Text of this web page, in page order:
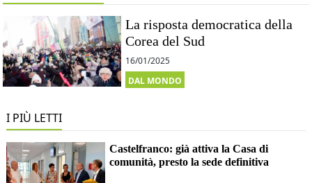
La risposta democratica della
Corea del Sud
16/01/2025
DAL MONDO
I PIÙ LETTI
Castelfranco: già attiva la Casa di
comunità, presto la sede definitiva